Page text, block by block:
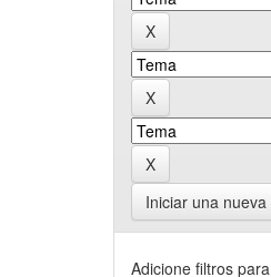
Iniciar una
Adicione filtros